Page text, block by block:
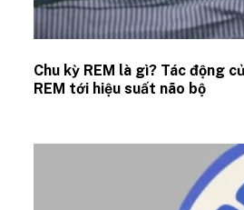
Chu kỳ REM là gì? Tác động
REM tới hiệu suất não bộ